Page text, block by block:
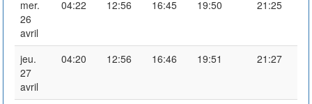
mer.
26
avril
04:22 12:56 16:45 19:50 21:25
jeu.
27
avril
04:20 12:56 16:46 19:51 21:27